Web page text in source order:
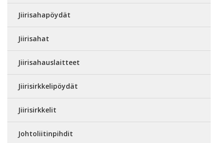
Jiirisahapöydät
Jiirisahat
Jiirisahauslaitteet
Jiirisirkkelipöydät
Jiirisirkkelit
Johtoliitinpihdit